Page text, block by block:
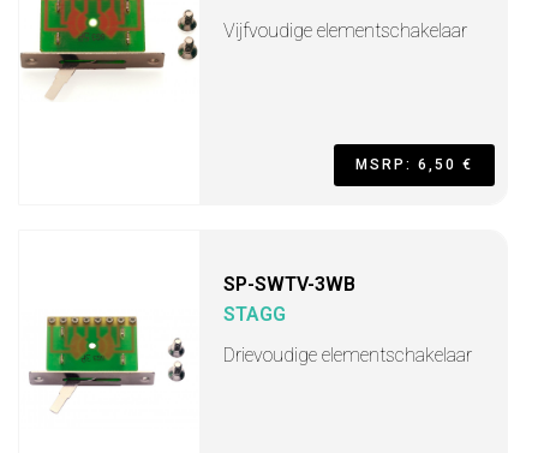
Vijfvoudige elementschakelaar
MSRP: 6,50 €
SP-SWTV-3WB
STAGG
Drievoudige elementschakelaar